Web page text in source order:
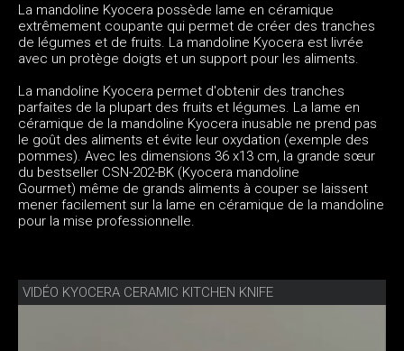
La mandoline Kyocera possède lame en céramique
extrêmement coupante qui permet de créer des tranches
de légumes et de fruits. La mandoline Kyocera est livrée
avec un protège doigts et un support pour les aliments.
La mandoline Kyocera permet d'obtenir des tranches
parfaites de la plupart des fruits et légumes. La lame en
céramique de la mandoline Kyocera inusable ne prend pas
le goût des aliments et évite leur oxydation (exemple des
pommes). Avec les dimensions 36 x13 cm, la grande sœur
du bestseller CSN-202-BK (Kyocera mandoline
Gourmet) même de grands aliments à couper se laissent
mener facilement sur la lame en céramique de la mandoline
pour la mise professionnelle.
VIDÉO KYOCERA CERAMIC KITCHEN KNIFE